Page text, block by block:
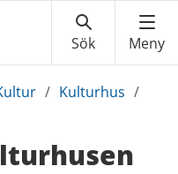
/ Kulturhus /